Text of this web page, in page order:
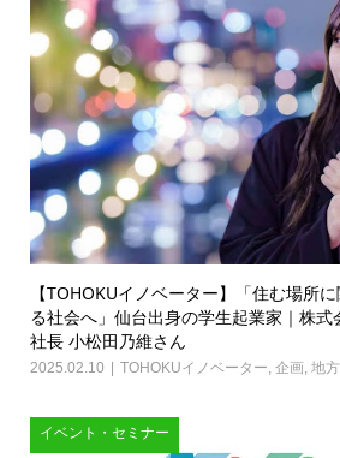
【TOHOKUイノベーター】「住む場所
る社会へ」仙台出身の学生起業家｜株
社長 小松田乃維さん
2025.02.10 TOHOKUイノベーター, 企画, 地
イベント・セミナー